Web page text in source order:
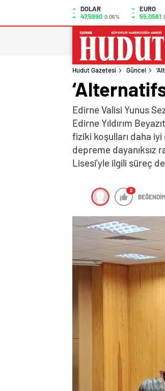
DOLAR
47,5990 0.06%
EURO
55,0561
Hudut Gazetesi Güncel
Edirne Valisi Yunus
Edirne Yıldırım
fiziki koşulları daha
depreme dayanıksız
Lisesi'yle ilgili süreç
0
BEĞENDİM